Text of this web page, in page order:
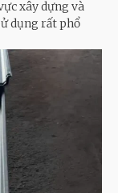
xây dựng và
dụng rất phổ